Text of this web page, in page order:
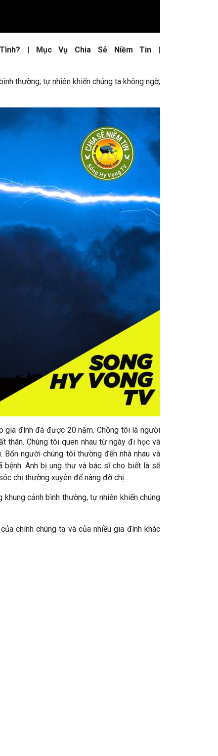
| Mục Vụ Chia Sẻ Niềm Tin |
thường, tự nhiên khiến chúng ta không ngờ,
gia đình đã được 20 năm. Chồng tôi là người
thân. Chúng tôi quen nhau từ ngày đi học và
người chúng tôi thường đến nhà nhau và
Anh bị ung thư và bác sĩ cho biết là sẽ
chị thường xuyên để nâng đỡ chị...
cảnh bình thường, tự nhiên khiến chúng
chính chúng ta và của nhiều gia đình khác